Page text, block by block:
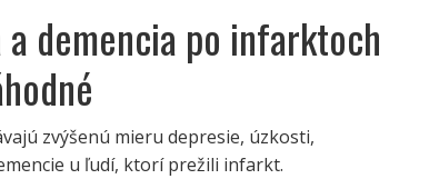
demencia po infarktoch
zvýšenú mieru depresie, úzkosti,
u ľudí, ktorí prežili infarkt.